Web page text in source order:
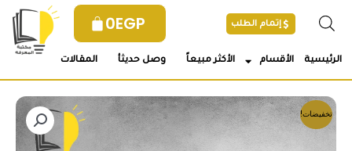
0EGP إتمام الطلب
الرئيسية الأقسام الأكثر مبيعاً وصل حديثأ المقالات
تخفيضات!